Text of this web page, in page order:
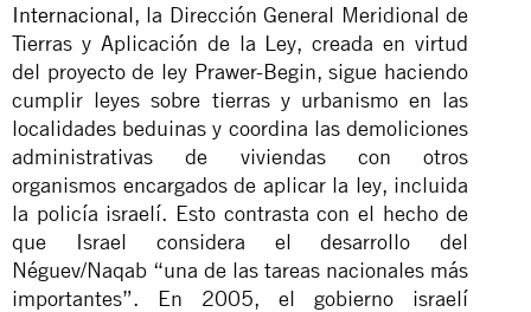
Internacional, la Dirección General Meridional de
Tierras y Aplicación de la Ley, creada en virtud
del proyecto de ley Prawer-Begin, sigue haciendo
cumplir leyes sobre tierras y urbanismo en las
localidades beduinas y coordina las demoliciones
administrativas de viviendas con otros
organismos encargados de aplicar la ley, incluida
la policía israelí. Esto contrasta con el hecho de
que Israel considera el desarrollo del
Néguev/Naqab “una de las tareas nacionales más
importantes”. En 2005, el gobierno israelí